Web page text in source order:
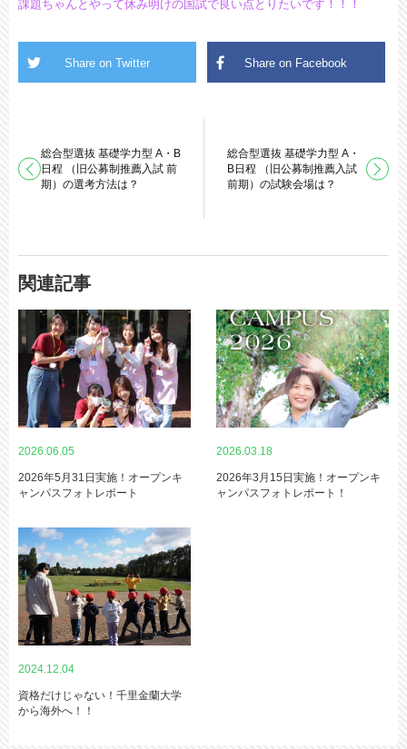
課題ちゃんとやって休み明けの国試で良い点とりたいです！！！
関連記事
2026.06.05
2026年5月31日実施！オープンキ
ャンパスフォトレポート
2026.03.18
2026年3月15日実施！オープンキ
ャンパスフォトレポート！
2024.12.04
資格だけじゃない！千里金蘭大学
から海外へ！！
総合型選抜 基礎学力型 A・B
日程 （旧公募制推薦入試 前
期）の選考方法は？
総合型選抜 基礎学力型 A・
B日程 （旧公募制推薦入試
前期）の試験会場は？